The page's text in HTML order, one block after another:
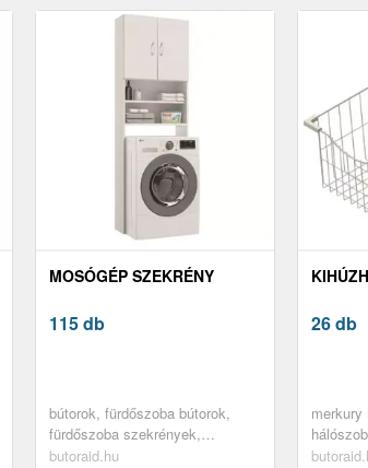
polcok gyerekszobába, könyves
MOSÓGÉP SZEKRÉNY
115 db
bútorok, fürdőszoba bútorok,
fürdőszoba szekrények,
fürdőszobai oszlop szekrények,
butoraid.hu
26 db
merkury